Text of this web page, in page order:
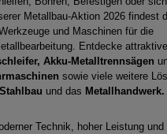
Metallbau-Aktion 2026 findest
und Maschinen für die
Entdecke
Akku-Metalltrennsägen
sowie viele weitere
und das Metallhandwerk.
Technik, hoher Leistung